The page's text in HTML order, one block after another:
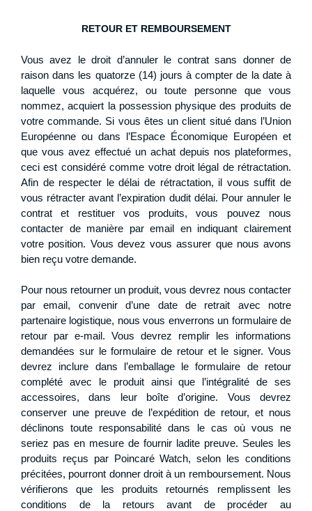
RETOUR ET REMBOURSEMENT
Vous avez le droit d’annuler le contrat sans donner de
raison dans les quatorze (14) jours à compter de la date à
laquelle vous acquérez, ou toute personne que vous
nommez, acquiert la possession physique des produits de
votre commande. Si vous êtes un client situé dans l’Union
Européenne ou dans l’Espace Économique Européen et
que vous avez effectué un achat depuis nos plateformes,
ceci est considéré comme votre droit légal de rétractation.
Afin de respecter le délai de rétractation, il vous suffit de
vous rétracter avant l’expiration dudit délai. Pour annuler le
contrat et restituer vos produits, vous pouvez nous
contacter de manière par email en indiquant clairement
votre position. Vous devez vous assurer que nous avons
bien reçu votre demande.
Pour nous retourner un produit, vous devrez nous contacter
par email, convenir d’une date de retrait avec notre
partenaire logistique, nous vous enverrons un formulaire de
retour par e-mail. Vous devrez remplir les informations
demandées sur le formulaire de retour et le signer. Vous
devrez inclure dans l’emballage le formulaire de retour
complété avec le produit ainsi que l’intégralité de ses
accessoires, dans leur boîte d’origine. Vous devrez
conserver une preuve de l’expédition de retour, et nous
déclinons toute responsabilité dans le cas où vous ne
seriez pas en mesure de fournir ladite preuve. Seules les
produits reçus par Poincaré Watch, selon les conditions
précitées, pourront donner droit à un remboursement. Nous
vérifierons que les produits retournés remplissent les
conditions de la retours avant de procéder au